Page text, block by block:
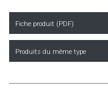
Fiche produit (PDF)
Produits du même type